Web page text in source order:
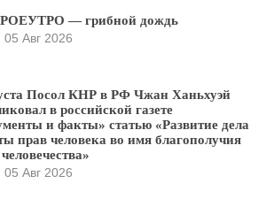
— грибной дождь
05 Авг 2026
Посол КНР в РФ Чжан Ханьхуэй
в российской газете
и факты» статью «Развитие дела
прав человека во имя благополучия
05 Авг 2026